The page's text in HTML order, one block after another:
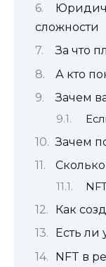
сложности
За что
А кто
Зачем
Зачем
Как
Есть ли
NFT в